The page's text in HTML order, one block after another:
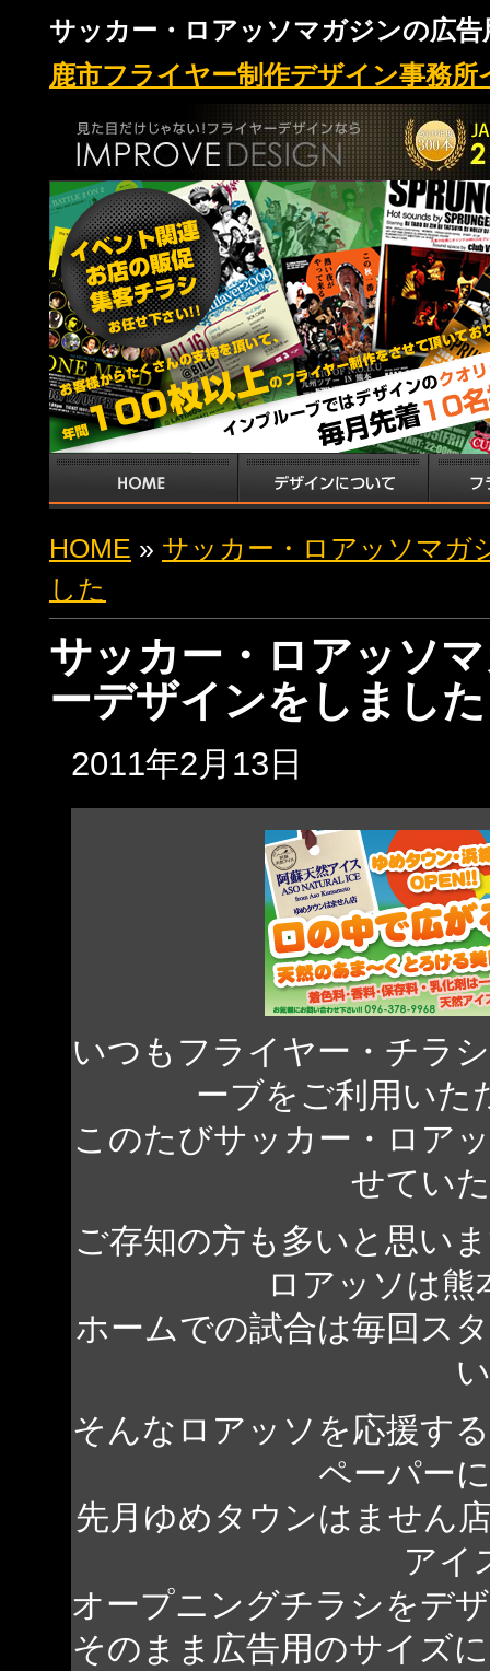
サッカー・ロアッソマガジンの広
鹿市フライヤー制作デザイン事務
HOME » サッカー・ロアッソマガ
した
サッカー・ロアッソ
ーデザインをしました
2011年2月13日
いつもフライヤー・チラ
ーブをご利用いた
このたびサッカー・ロア
せてい
ご存知の方も多いと思い
ロアッソは熊
ホームでの試合は毎回ス
そんなロアッソを応援す
ペーパー
先月ゆめタウンはません
アイ
オープニングチラシをデ
そのまま広告用のサイズ